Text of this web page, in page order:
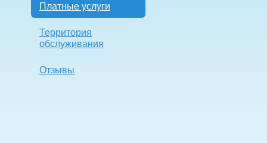
Платные услуги
Территория
обслуживания
Отзывы